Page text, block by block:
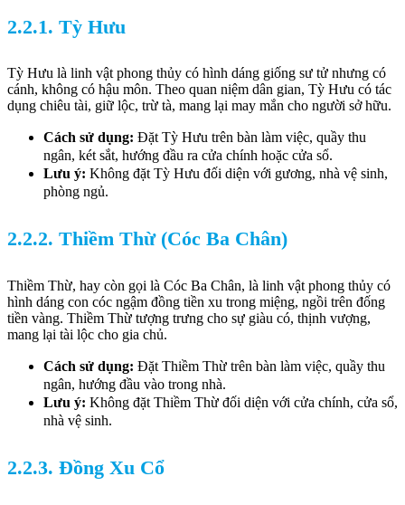
2.2.1. Tỳ Hưu
Tỳ Hưu là linh vật phong thủy có hình dáng giống sư tử nhưng có
cánh, không có hậu môn. Theo quan niệm dân gian, Tỳ Hưu có tác
dụng chiêu tài, giữ lộc, trừ tà, mang lại may mắn cho người sở hữu.
Cách sử dụng: Đặt Tỳ Hưu trên bàn làm việc, quầy thu
ngân, két sắt, hướng đầu ra cửa chính hoặc cửa sổ.
Lưu ý: Không đặt Tỳ Hưu đối diện với gương, nhà vệ sinh,
phòng ngủ.
2.2.2. Thiềm Thừ (Cóc Ba Chân)
Thiềm Thừ, hay còn gọi là Cóc Ba Chân, là linh vật phong thủy có
hình dáng con cóc ngậm đồng tiền xu trong miệng, ngồi trên đống
tiền vàng. Thiềm Thừ tượng trưng cho sự giàu có, thịnh vượng,
mang lại tài lộc cho gia chủ.
Cách sử dụng: Đặt Thiềm Thừ trên bàn làm việc, quầy thu
ngân, hướng đầu vào trong nhà.
Lưu ý: Không đặt Thiềm Thừ đối diện với cửa chính, cửa sổ,
nhà vệ sinh.
2.2.3. Đồng Xu Cổ